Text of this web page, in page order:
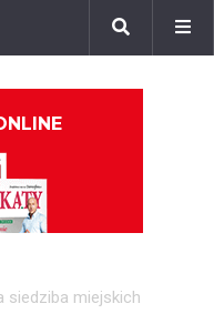
siedziba miejskich